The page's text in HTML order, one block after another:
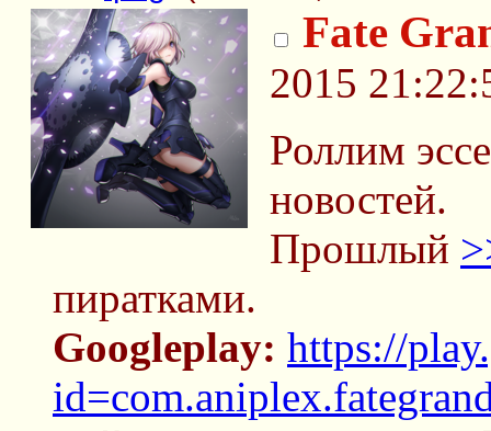
Fate
2015
Роллим
новостей.
Прошлый
пиратками.
Googleplay: https://